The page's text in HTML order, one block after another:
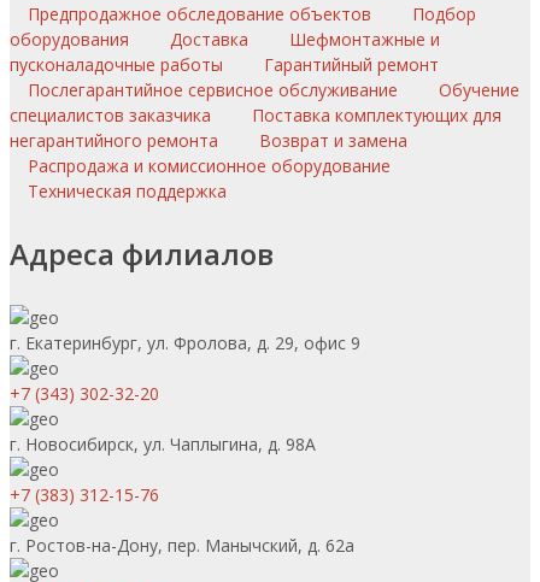
Предпродажное обследование объектов
Подбор
оборудования
Доставка
Шефмонтажные и
пусконаладочные работы
Гарантийный ремонт
Послегарантийное сервисное обслуживание
Обучение
специалистов заказчика
Поставка комплектующих для
негарантийного ремонта
Возврат и замена
Распродажа и комиссионное оборудование
Техническая поддержка
Адреса филиалов
г. Екатеринбург, ул. Фролова, д. 29, офис 9
+7 (343) 302-32-20
г. Новосибирск, ул. Чаплыгина, д. 98А
+7 (383) 312-15-76
г. Ростов-на-Дону, пер. Манычский, д. 62а